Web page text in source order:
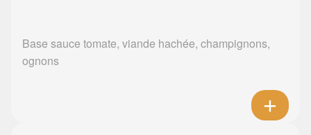
Base sauce tomate, viande hachée, champignons,
ognons